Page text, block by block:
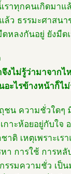
ราทุกคนเกิดมา
ว ธรรมะศาสน
หลงกันอยู่ ยังมืด
จึงไม่รู้ว่ามาจากไ
อะไรข้างหน้าก็ไ
ชน ความชั่วใดๆ
กาะห้อยอยู่กับใจ
าติ เหตุเพราะเ
า การใช้ การหลั
รรมความชั่ว เป็